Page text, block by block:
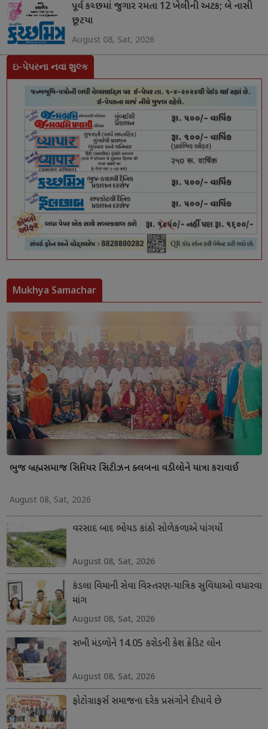
પૂર્વ કચ્છમાં જુગાર રમતા 12 ખેલીની અટક; બે નાસી
છૂટયા
August 08, Sat, 2026
ઇ-પેપરના નવા શુલ્ક
Mukhya Samachar
ભુજ બ્રહ્મસમાજ સિનિયર સિટીઝન ક્લબના વડીલોને યાત્રા કરાવાઈ
August 08, Sat, 2026
વરસાદ બાદ ભોયડ કાંઠો સોળેકળાએ પાંગર્યો
August 08, Sat, 2026
કંડલા વિમાની સેવા વિસ્તરણ-યાત્રિક સુવિધાઓ વધારવા
માંગ
August 08, Sat, 2026
સખી મંડળોને 14.05 કરોડની કેશ ક્રેડિટ લોન
August 08, Sat, 2026
ફોટોગ્રાફર્સ સમાજના દરેક પ્રસંગોને દીપાવે છે